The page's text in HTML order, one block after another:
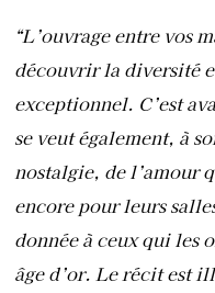
“L’ouvrage entre vos
découvrir la diversité
exceptionnel. C’est
se veut également, à
nostalgie, de l’amour
encore pour leurs
donnée à ceux qui les
âge d’or. Le récit est